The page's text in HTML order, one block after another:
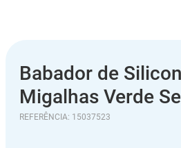
Babador de
Migalhas Verde
REFERÊNCIA: 15037523